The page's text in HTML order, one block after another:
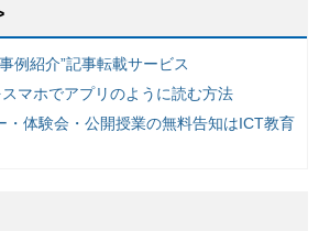
例紹介”記事転載サービス
マホでアプリのように読む方法
・体験会・公開授業の無料告知はICT教育